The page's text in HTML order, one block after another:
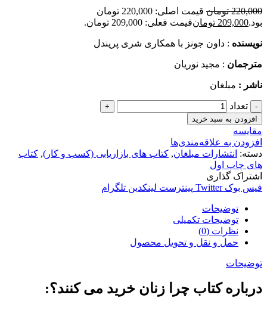
220,000 تومان
قیمت اصلی: 220,000 تومان
بود.209,000 تومانقیمت فعلی: 209,000 تومان.
نويسنده : داون جونز با همکاری شری پریندل
مترجمان : مجید نوریان
ناشر : مبلغان
تعداد
افزودن به سبد خرید
مقایسه
افزودن به علاقه‌مندی‌ها
دسته: انتشارات مبلغان, کتاب های بازاریابی (کسب و کار), کتاب
های چاپ اول
اشتراک گذاری
فیس بوک Twitter پینترست لینکدین تلگرام
توضیحات
توضیحات تکمیلی
نظرات (0)
حمل و نقل و تحویل محصول
توضیحات
درباره کتاب چرا زنان خرید می کنند؟: